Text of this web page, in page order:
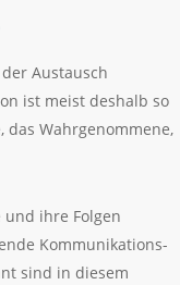
Austausch
ist meist deshalb so
das Wahrgenommene,
ihre Folgen
Kommunikations-
sind in diesem